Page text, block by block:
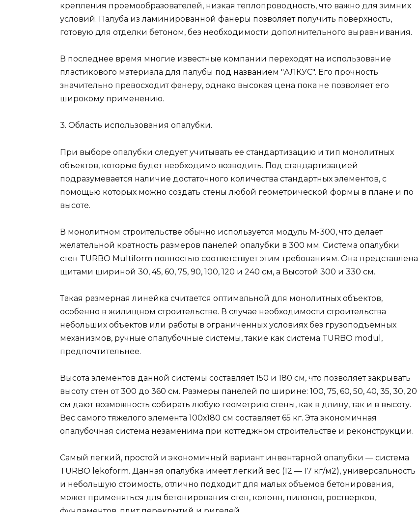
крепления проемообразователей, низкая теплопроводность, что важно для зимних
условий. Палуба из ламинированной фанеры позволяет получить поверхность,
готовую для отделки бетоном, без необходимости дополнительного выравнивания.
В последнее время многие известные компании переходят на использование
пластикового материала для палубы под названием "АЛКУС". Его прочность
значительно превосходит фанеру, однако высокая цена пока не позволяет его
широкому применению.
3. Область использования опалубки.
При выборе опалубки следует учитывать ее стандартизацию и тип монолитных
объектов, которые будет необходимо возводить. Под стандартизацией
подразумевается наличие достаточного количества стандартных элементов, с
помощью которых можно создать стены любой геометрической формы в плане и по
высоте.
В монолитном строительстве обычно используется модуль М-300, что делает
желательной кратность размеров панелей опалубки в 300 мм. Система опалубки
стен TURBO Multiform полностью соответствует этим требованиям. Она представлена
щитами шириной 30, 45, 60, 75, 90, 100, 120 и 240 см, а Высотой 300 и 330 см.
Такая размерная линейка считается оптимальной для монолитных объектов,
особенно в жилищном строительстве. В случае необходимости строительства
небольших объектов или работы в ограниченных условиях без грузоподъемных
механизмов, ручные опалубочные системы, такие как система TURBO modul,
предпочтительнее.
Высота элементов данной системы составляет 150 и 180 см, что позволяет закрывать
высоту стен от 300 до 360 см. Размеры панелей по ширине: 100, 75, 60, 50, 40, 35, 30, 20
см дают возможность собирать любую геометрию стены, как в длину, так и в высоту.
Вес самого тяжелого элемента 100х180 см составляет 65 кг. Эта экономичная
опалубочная система незаменима при коттеджном строительстве и реконструкции.
Самый легкий, простой и экономичный вариант инвентарной опалубки — система
TURBO lekoform. Данная опалубка имеет легкий вес (12 — 17 кг/м2), универсальность
и небольшую стоимость, отлично подходит для малых объемов бетонирования,
может применяться для бетонирования стен, колонн, пилонов, ростверков,